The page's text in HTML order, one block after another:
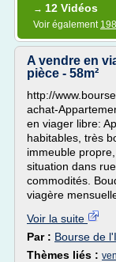
→ 12 Vidéos
Voir également
A vendre en
pièce - 58m²
http://
achat-
en viager libre:
habitables, très
immeuble
situation dans
commodités.
viagère
Voir la suite
Par : Bourse de
Thèmes liés :